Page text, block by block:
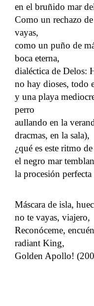
en el bruñido mar
Como un rechazo
vayas,
como un puño de
boca eterna,
dialéctica de Delos:
no hay dioses, todo
y una playa
perro
aullando en la
dracmas, en la sala),
¿qué es este ritmo
el negro mar
la procesión
Máscara de isla,
no te vayas, viajero,
Reconóceme,
radiant King,
Golden Apollo!